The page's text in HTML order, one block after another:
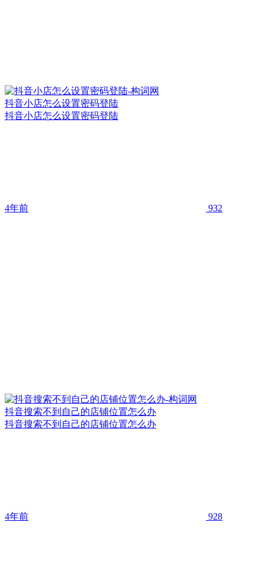
抖音小店怎么设置密码登陆
抖音小店怎么设置密码登陆
4年前 932
抖音搜索不到自己的店铺位置怎么办
抖音搜索不到自己的店铺位置怎么办
4年前 928